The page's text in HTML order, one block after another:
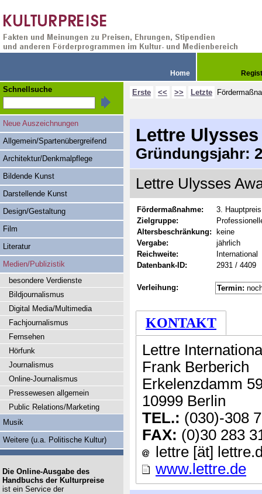
Home
Erste << >> Letzte
Lettre
Gründungsjahr:
Lettre Ulysses
Fördermaßnahme:
3. Hauptpreis
Zielgruppe:
Altersbeschränkung:
keine
Vergabe:
jährlich
Reichweite:
International
Datenbank-ID:
2931 / 4409
Verleihung: Termin:
KONTAKT
Lettre
Frank Berberich
Erkelenzdamm
10999 Berlin
TEL.: (030)-308
FAX: (0)30 283
lettre [ät]
www.lettre.de
Schnellsuche
Neue Auszeichnungen
Allgemein/Spartenübergreifend
Architektur/Denkmalpflege
Bildende Kunst
Darstellende Kunst
Design/Gestaltung
Film
Literatur
Medien/Publizistik
besondere Verdienste
Bildjournalismus
Digital Media/Multimedia
Fachjournalismus
Fernsehen
Hörfunk
Journalismus
Online-Journalismus
Pressewesen allgemein
Public Relations/Marketing
Musik
Weitere (u.a. Politische Kultur)
Die Online-Ausgabe des
Handbuchs der Kulturpreise
ist ein Service der